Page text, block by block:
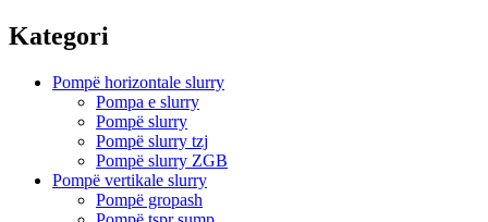
Kategori
Pompë horizontale slurry
Pompa e slurry
Pompë slurry
Pompë slurry tzj
Pompë slurry ZGB
Pompë vertikale slurry
Pompë gropash